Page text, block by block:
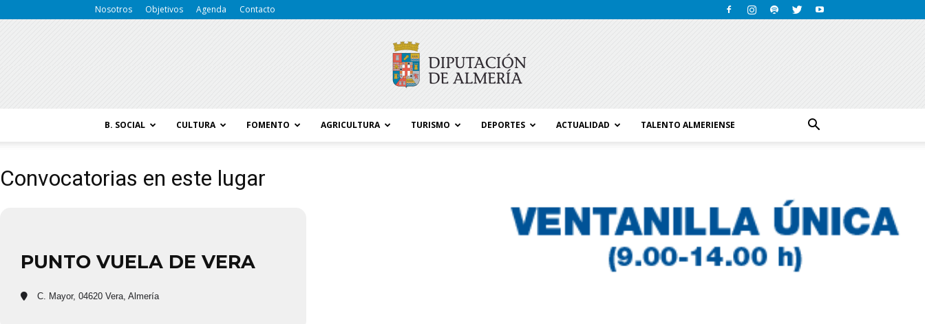
Nosotros Objetivos Agenda Contacto
B. SOCIAL CULTURA FOMENTO AGRICULTURA TURISMO DEPORTES ACTUALIDAD TALENTO ALMERIENSE
Convocatorias en este lugar
PUNTO VUELA DE VERA
C. Mayor, 04620 Vera, Almería